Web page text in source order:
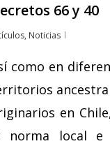
66 y 40
, Noticias
como en
en
norma local e